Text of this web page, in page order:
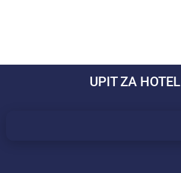
UPIT ZA HOTEL